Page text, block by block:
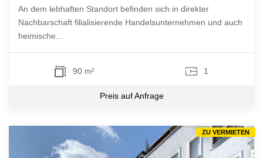
An dem lebhaften Standort befinden sich in direkter
Nachbarschaft filialisierende Handelsunternehmen und auch
heimische...
90 m² 1
Preis auf Anfrage
ZU VERMIETEN